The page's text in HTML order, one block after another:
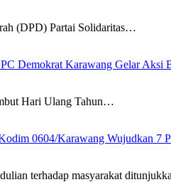
(DPD) Partai Solidaritas…
Demokrat Karawang Gelar Aksi
Hari Ulang Tahun…
0604/Karawang Wujudkan 7
terhadap masyarakat